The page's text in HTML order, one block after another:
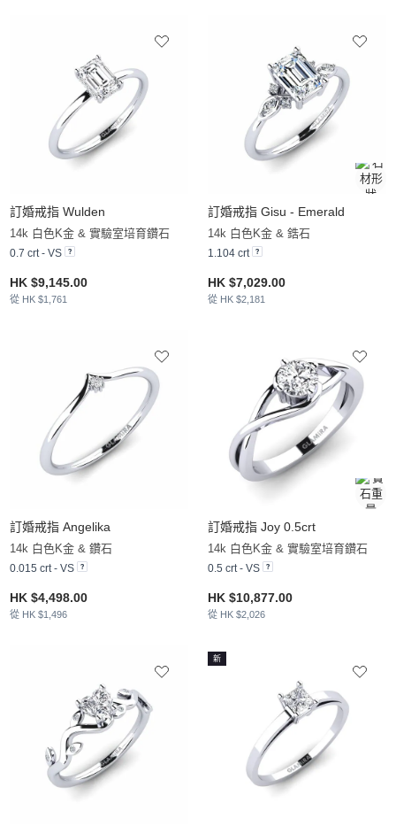
訂婚戒指 Wulden
14k 白色K金 & 實驗室培育鑽石
0.7 crt - VS
HK $9,145.00
從 HK $1,761
訂婚戒指 Gisu - Emerald
14k 白色K金 & 鋯石
1.104 crt
HK $7,029.00
從 HK $2,181
訂婚戒指 Angelika
14k 白色K金 & 鑽石
0.015 crt - VS
HK $4,498.00
從 HK $1,496
訂婚戒指 Joy 0.5crt
14k 白色K金 & 實驗室培育鑽石
0.5 crt - VS
HK $10,877.00
從 HK $2,026
新